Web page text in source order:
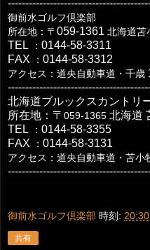
御前水ゴルフ倶楽部
所在地：〒 059-1361 北海道苫
TEL
： 0144-58-3311
FAX
： 0144-58-3312
アクセス：道央自動車道・千歳
北海道ブルックスカントリ
所在地：〒 059-1365 北海道
TEL ： 0144-58-3355
FAX
： 0144-58-3131
アクセス：道央自動車道・苫小
御前水ゴルフ倶楽部 時刻: 20:30
共有